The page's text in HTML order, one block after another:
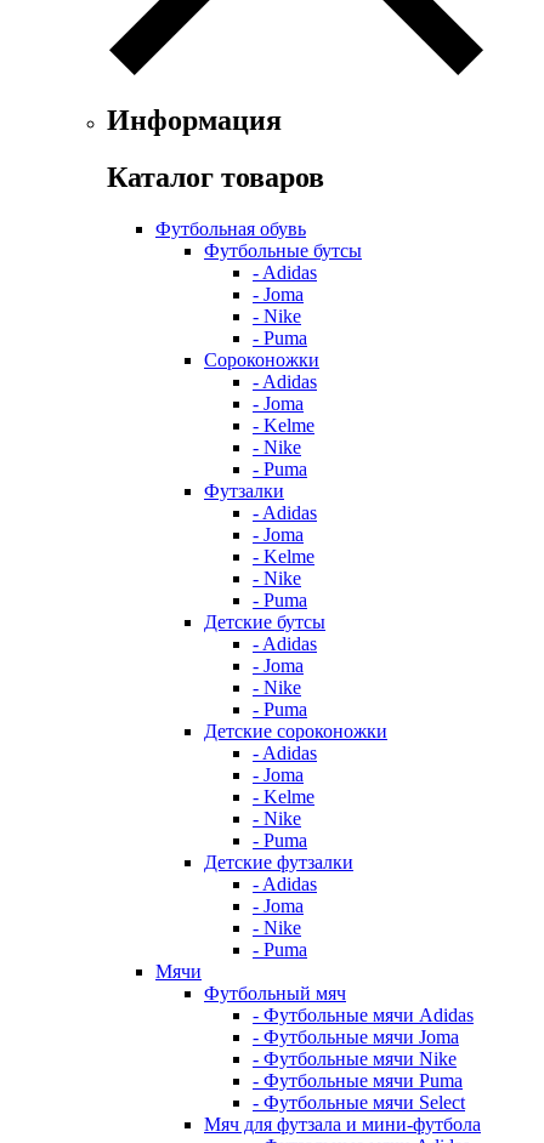
Информация
Каталог товаров
Футбольная обувь
Футбольные бутсы
- Adidas
- Joma
- Nike
- Puma
Сороконожки
- Adidas
- Joma
- Kelme
- Nike
- Puma
Футзалки
- Adidas
- Joma
- Kelme
- Nike
- Puma
Детские бутсы
- Adidas
- Joma
- Nike
- Puma
Детские сороконожки
- Adidas
- Joma
- Kelme
- Nike
- Puma
Детские футзалки
- Adidas
- Joma
- Nike
- Puma
Мячи
Футбольный мяч
- Футбольные мячи Adidas
- Футбольные мячи Joma
- Футбольные мячи Nike
- Футбольные мячи Puma
- Футбольные мячи Select
Мяч для футзала и мини-футбола